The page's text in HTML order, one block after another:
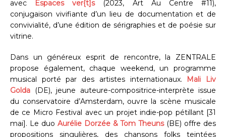
avec Espaces ver{t]s(2023, Art Au Centre #11),
conjugaison vivifiante d’un lieu de documentation et de
convivialité, d’une édition de sérigraphies et de poésie sur
vitrine.
Dans un généreux esprit de rencontre, la ZENTRALE
propose également, chaque weekend, un programme
musical porté par des artistes internationaux. Mali Liv
Golda (DE), jeune auteure-compositrice-interprète issue
du conservatoire d’Amsterdam, ouvre la scène musicale
de ce Micro Festival avec un projet indie-pop pétillant [31
mai]. Le duo Aurélie Dorzée & Tom Theuns(BE) offre des
propositions singulières, des chansons folks teintées